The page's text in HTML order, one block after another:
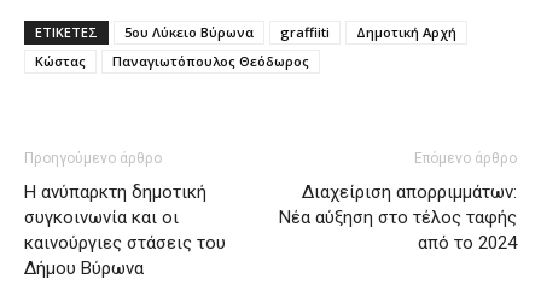
ΕΤΙΚΕΤΕΣ 5ου Λύκειο Βύρωνα graffiiti
Δημοτική Αρχή
Κώστας
Παναγιωτόπουλος Θεόδωρος
Προηγούμενο άρθρο
Η ανύπαρκτη δημοτική
συγκοινωνία και οι
καινούργιες στάσεις του
Δήμου Βύρωνα
Επόμενο άρθρο
Διαχείριση απορριμμάτων:
Νέα αύξηση στο τέλος ταφής
από το 2024